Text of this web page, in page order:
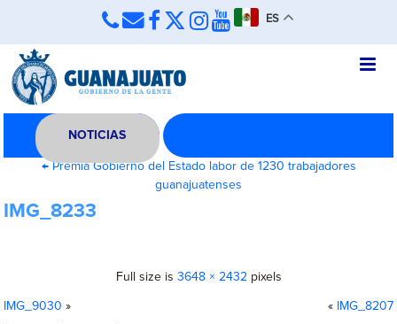
ES
NOTICIAS
←Premia Gobierno del Estado labor de 1230 trabajadores
guanajuatenses
IMG_8233
Full size is 3648 × 2432pixels
IMG_9030 » « IMG_8207